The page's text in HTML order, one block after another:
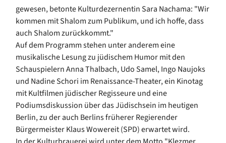
gewesen, betonte Kulturdezernentin Sara Nachama: "Wir
kommen mit Shalom zum Publikum, und ich hoffe, dass
auch Shalom zurückkommt."
Auf dem Programm stehen unter anderem eine
musikalische Lesung zu jüdischem Humor mit den
Schauspielern Anna Thalbach, Udo Samel, Ingo Naujoks
und Nadine Schori im Renaissance-Theater, ein Kinotag
mit Kultfilmen jüdischer Regisseure und eine
Podiumsdiskussion über das Jüdischsein im heutigen
Berlin, zu der auch Berlins früherer Regierender
Bürgermeister Klaus Wowereit (SPD) erwartet wird.